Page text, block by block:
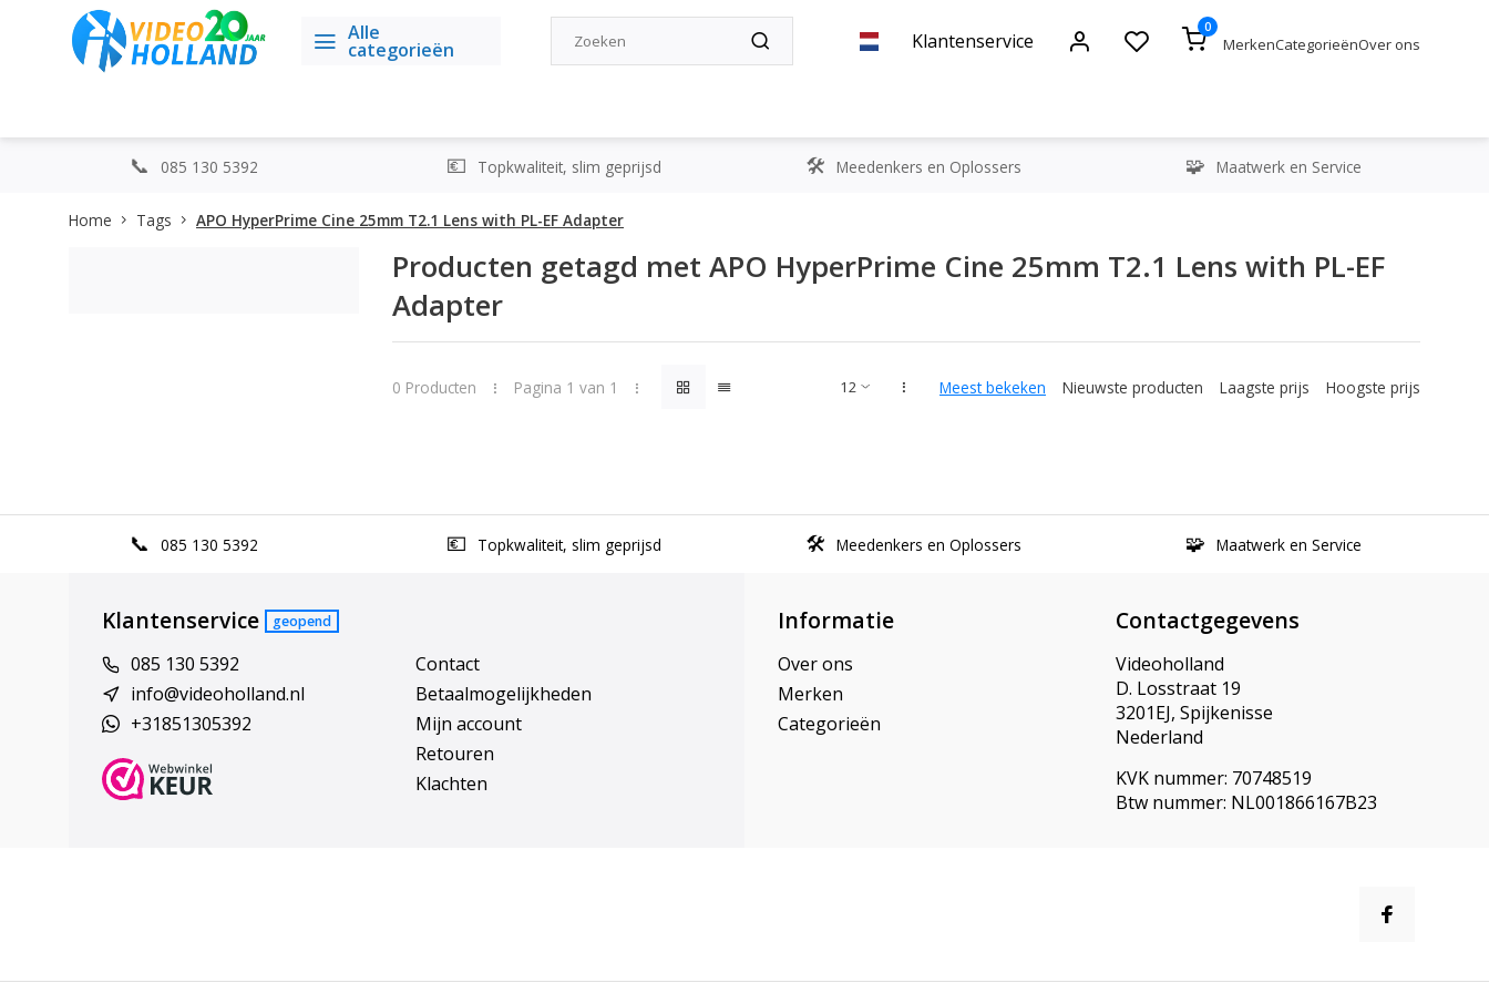
Alle
categorieën Klantenservice
0
MerkenCategorieënOver ons
085 130 5392 Topkwaliteit, slim geprijsd Meedenkers en Oplossers Maatwerk en Service
Home Tags APO HyperPrime Cine 25mm T2.1 Lens with PL-EF Adapter
Producten getagd met APO HyperPrime Cine 25mm T2.1 Lens with PL-EF
Adapter
0 Producten Pagina 1 van 1 Meest bekeken Nieuwste producten Laagste prijs Hoogste prijs
085 130 5392 Topkwaliteit, slim geprijsd Meedenkers en Oplossers Maatwerk en Service
Klantenservice geopend
085 130 5392
info@videoholland.nl
+31851305392
Contact
Betaalmogelijkheden
Mijn account
Retouren
Klachten
Informatie
Over ons
Merken
Categorieën
Contactgegevens
Videoholland
D. Losstraat 19
3201EJ, Spijkenisse
Nederland
KVK nummer: 70748519
Btw nummer: NL001866167B23